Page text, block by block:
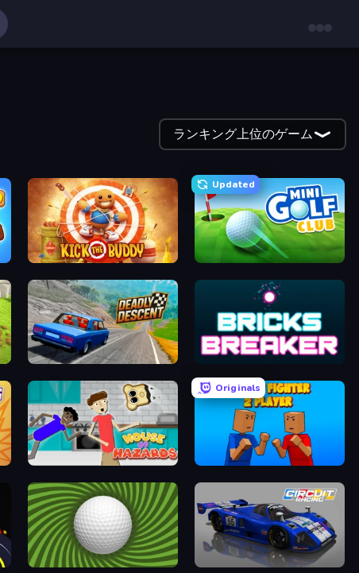
ランキング上位のゲーム
Kick the Buddy
Updated
Mini Golf Club
Deadly Descent Bricks Breaker
House of Hazards
Originals
Puppet Fighter 2 Player
The Speedy Golf Circuit Racing